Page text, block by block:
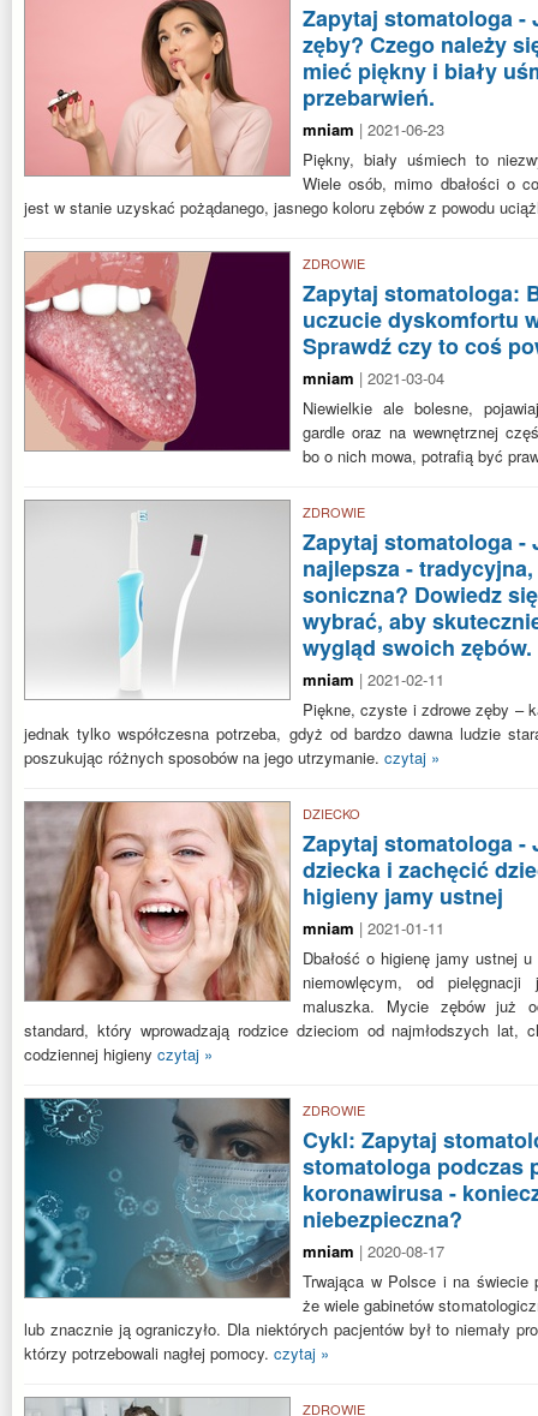
Zapytaj stomatologa -
zęby? Czego należy
mieć piękny i biały
przebarwień.
mniam | 2021-06-23
Piękny, biały uśmiech to
Wiele osób, mimo dbałości o
jest w stanie uzyskać pożądanego, jasnego koloru zębów z powodu
ZDROWIE
Zapytaj stomatologa:
uczucie dyskomfortu
Sprawdź czy to coś
mniam | 2021-03-04
Niewielkie ale bolesne,
gardle oraz na wewnętrznej
bo o nich mowa, potrafią być
ZDROWIE
Zapytaj stomatologa -
najlepsza -
soniczna? Dowiedz
wybrać, aby
wygląd swoich zębów.
mniam | 2021-02-11
Piękne, czyste i zdrowe zęby –
jednak tylko współczesna potrzeba, gdyż od bardzo dawna ludzie
poszukując różnych sposobów na jego utrzymanie. czytaj »
DZIECKO
Zapytaj stomatologa -
dziecka i zachęcić
higieny jamy ustnej
mniam | 2021-01-11
Dbałość o higienę jamy ustnej
niemowlęcym, od pielęgnacji
maluszka. Mycie zębów już
standard, który wprowadzają rodzice dzieciom od najmłodszych lat,
codziennej higieny czytaj »
ZDROWIE
Cykl: Zapytaj
stomatologa podczas
koronawirusa -
niebezpieczna?
mniam | 2020-08-17
Trwająca w Polsce i na świecie
że wiele gabinetów
lub znacznie ją ograniczyło. Dla niektórych pacjentów był to niemały
którzy potrzebowali nagłej pomocy. czytaj »
ZDROWIE